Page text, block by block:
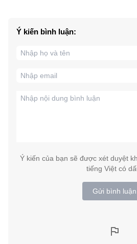
Ý kiến bình luận:
Ý kiến của bạn sẽ được xét duyệt
tiếng Việt có
Gửi bình luận